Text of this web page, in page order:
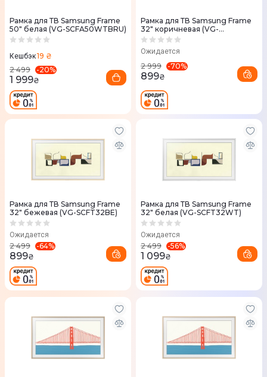
Рамка для ТВ Samsung Frame
50" белая (VG-SCFA50WTBRU)
Кешбэк19 ₴
2 499
-20%
1 999₴
Рамка для ТВ Samsung Frame
32" коричневая (VG-
SCFT32BW)
Ожидается
2 999 -70%
899₴
Рамка для ТВ Samsung Frame
32" бежевая (VG-SCFT32BE)
Ожидается
2 499 -64%
899₴
Рамка для ТВ Samsung Frame
32" белая (VG-SCFT32WT)
Ожидается
2 499 -56%
1 099₴